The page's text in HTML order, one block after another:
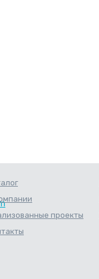
проекты